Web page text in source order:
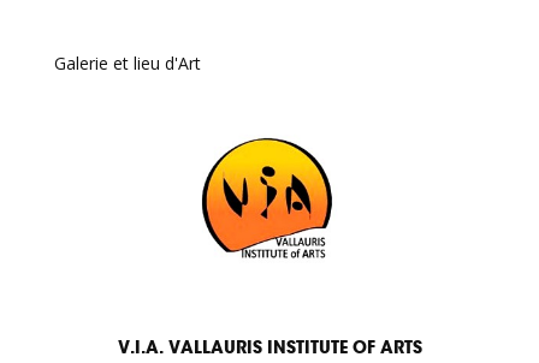
Galerie et lieu d'Art
V.I.A. VALLAURIS INSTITUTE OF ARTS